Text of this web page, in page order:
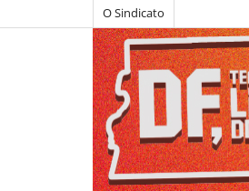
O Sindicato